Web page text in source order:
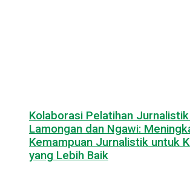
Kolaborasi Pelatihan Jurnalistik
Lamongan dan Ngawi:
Kemampuan Jurnalistik untuk
yang Lebih Baik